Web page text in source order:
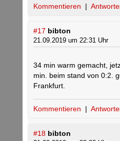
Kommentieren |
#17 bibton
21.09.2019 um 22:31 Uhr
34 min warm gemacht,
min. beim stand von 0:2.
Frankfurt.
Kommentieren |
#18 bibton